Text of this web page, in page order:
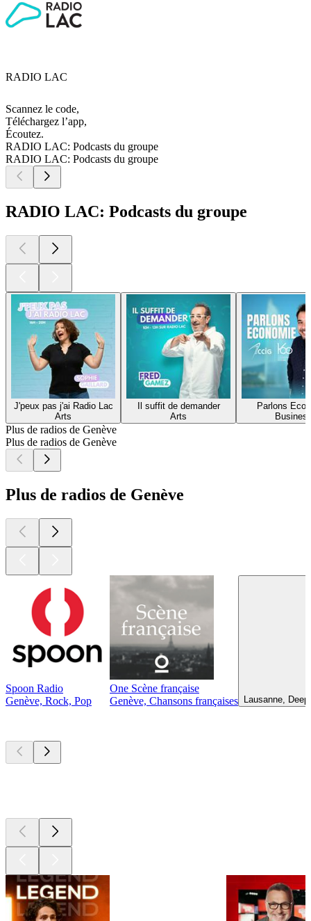
RADIO LAC
Scannez le code,
Téléchargez l’app,
Écoutez.
RADIO LAC: Podcasts du groupe
RADIO LAC: Podcasts du groupe
RADIO LAC: Podcasts du groupe
J'peux pas j'ai Radio Lac
Arts
Il suffit de demander
Arts
Parlons
Plus de radios de Genève
Plus de radios de Genève
Plus de radios de Genève
Spoon Radio
Genève, Rock, Pop
One Scène française
Genève, Chansons françaises Lausanne,